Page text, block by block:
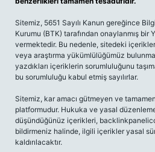
Sitemiz, 5651 Sayılı Kanun gereğince
Kurumu (BTK) tarafından onaylanmış bir
vermektedir. Bu nedenle, sitedeki
veya araştırma yükümlülüğümüz
yazdıkları içeriklerin sorumluluğunu
bu sorumluluğu kabul etmiş sayılırlar.
Sitemiz, kar amacı gütmeyen ve
platformudur. Hukuka ve yasal
düşündüğünüz içerikleri,
bildirmeniz halinde, ilgili içerikler yasal
kaldırılacaktır.